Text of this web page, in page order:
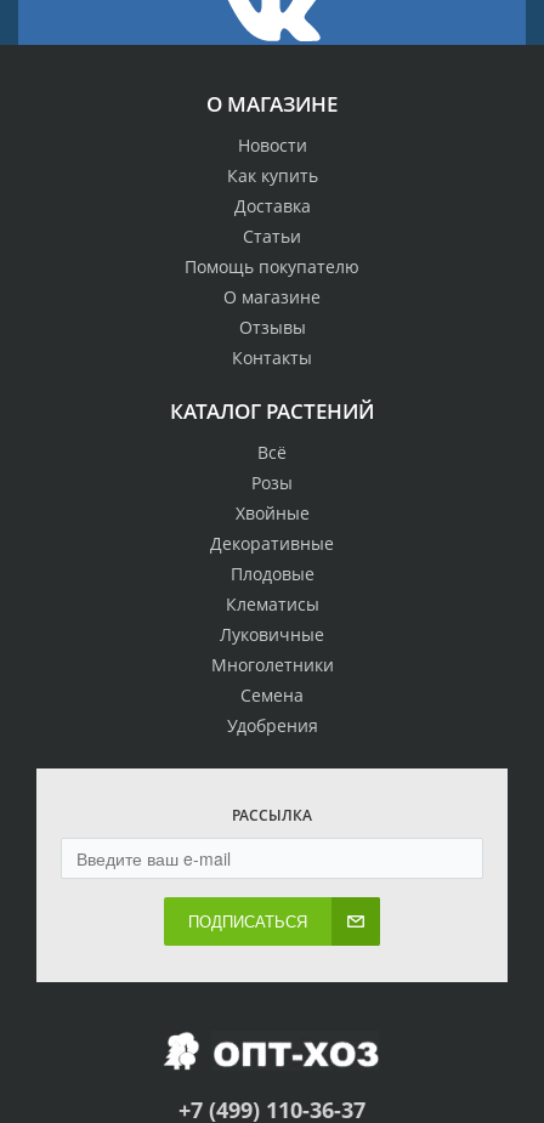
О МАГАЗИНЕ
Новости
Как купить
Доставка
Статьи
Помощь покупателю
О магазине
Отзывы
Контакты
КАТАЛОГ РАСТЕНИЙ
Всё
Розы
Хвойные
Декоративные
Плодовые
Клематисы
Луковичные
Многолетники
Семена
Удобрения
РАССЫЛКА
ПОДПИСАТЬСЯ
+7 (499) 110-36-37